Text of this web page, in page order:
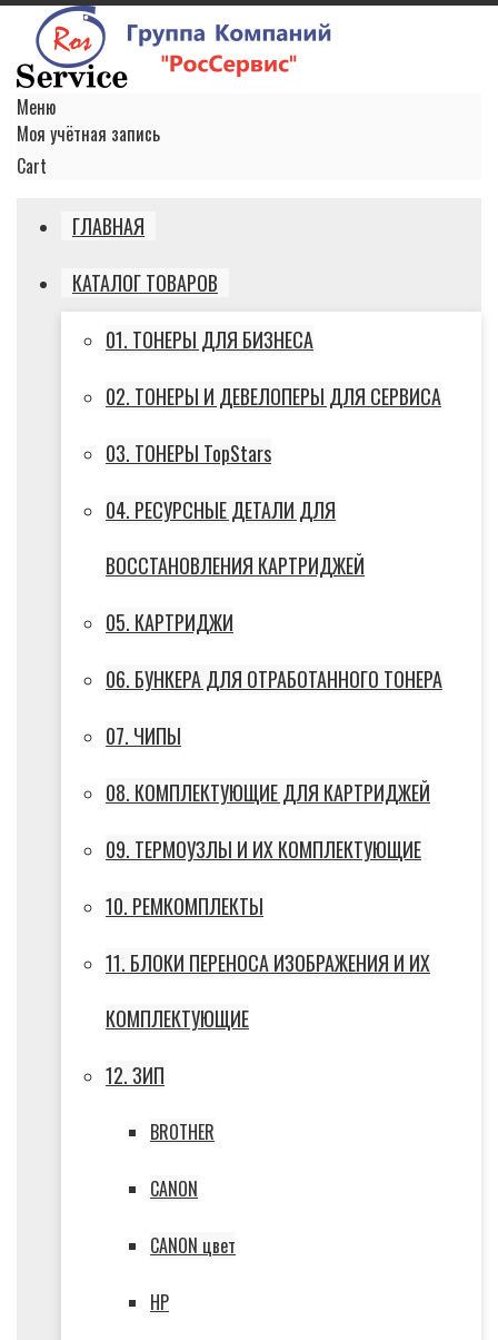
Меню
Моя учётная запись
Cart
ГЛАВНАЯ
КАТАЛОГ ТОВАРОВ
01. ТОНЕРЫ ДЛЯ БИЗНЕСА
02. ТОНЕРЫ И ДЕВЕЛОПЕРЫ ДЛЯ СЕРВИСА
03. ТОНЕРЫ TopStars
04. РЕСУРСНЫЕ ДЕТАЛИ ДЛЯ
ВОССТАНОВЛЕНИЯ КАРТРИДЖЕЙ
05. КАРТРИДЖИ
06. БУНКЕРА ДЛЯ ОТРАБОТАННОГО ТОНЕРА
07. ЧИПЫ
08. КОМПЛЕКТУЮЩИЕ ДЛЯ КАРТРИДЖЕЙ
09. ТЕРМОУЗЛЫ И ИХ КОМПЛЕКТУЮЩИЕ
10. РЕМКОМПЛЕКТЫ
11. БЛОКИ ПЕРЕНОСА ИЗОБРАЖЕНИЯ И ИХ
КОМПЛЕКТУЮЩИЕ
12. ЗИП
BROTHER
CANON
CANON цвет
HP